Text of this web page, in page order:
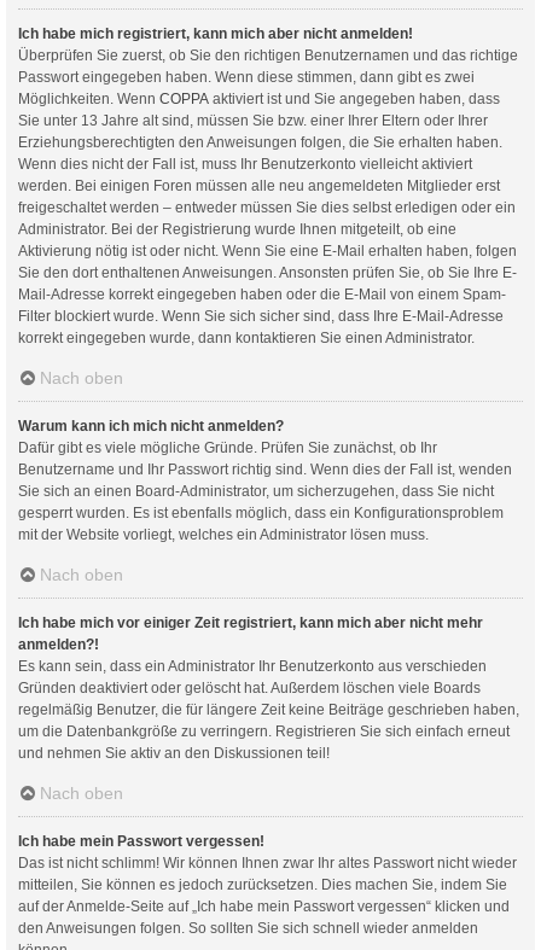
Ich habe mich registriert, kann mich aber nicht anmelden!
Überprüfen Sie zuerst, ob Sie den richtigen Benutzernamen und das richtige
Passwort eingegeben haben. Wenn diese stimmen, dann gibt es zwei
Möglichkeiten. Wenn COPPA aktiviert ist und Sie angegeben haben, dass
Sie unter 13 Jahre alt sind, müssen Sie bzw. einer Ihrer Eltern oder Ihrer
Erziehungsberechtigten den Anweisungen folgen, die Sie erhalten haben.
Wenn dies nicht der Fall ist, muss Ihr Benutzerkonto vielleicht aktiviert
werden. Bei einigen Foren müssen alle neu angemeldeten Mitglieder erst
freigeschaltet werden – entweder müssen Sie dies selbst erledigen oder ein
Administrator. Bei der Registrierung wurde Ihnen mitgeteilt, ob eine
Aktivierung nötig ist oder nicht. Wenn Sie eine E-Mail erhalten haben, folgen
Sie den dort enthaltenen Anweisungen. Ansonsten prüfen Sie, ob Sie Ihre E-
Mail-Adresse korrekt eingegeben haben oder die E-Mail von einem Spam-
Filter blockiert wurde. Wenn Sie sich sicher sind, dass Ihre E-Mail-Adresse
korrekt eingegeben wurde, dann kontaktieren Sie einen Administrator.
Nach oben
Warum kann ich mich nicht anmelden?
Dafür gibt es viele mögliche Gründe. Prüfen Sie zunächst, ob Ihr
Benutzername und Ihr Passwort richtig sind. Wenn dies der Fall ist, wenden
Sie sich an einen Board-Administrator, um sicherzugehen, dass Sie nicht
gesperrt wurden. Es ist ebenfalls möglich, dass ein Konfigurationsproblem
mit der Website vorliegt, welches ein Administrator lösen muss.
Nach oben
Ich habe mich vor einiger Zeit registriert, kann mich aber nicht mehr
anmelden?!
Es kann sein, dass ein Administrator Ihr Benutzerkonto aus verschieden
Gründen deaktiviert oder gelöscht hat. Außerdem löschen viele Boards
regelmäßig Benutzer, die für längere Zeit keine Beiträge geschrieben haben,
um die Datenbankgröße zu verringern. Registrieren Sie sich einfach erneut
und nehmen Sie aktiv an den Diskussionen teil!
Nach oben
Ich habe mein Passwort vergessen!
Das ist nicht schlimm! Wir können Ihnen zwar Ihr altes Passwort nicht wieder
mitteilen, Sie können es jedoch zurücksetzen. Dies machen Sie, indem Sie
auf der Anmelde-Seite auf „Ich habe mein Passwort vergessen“ klicken und
den Anweisungen folgen. So sollten Sie sich schnell wieder anmelden